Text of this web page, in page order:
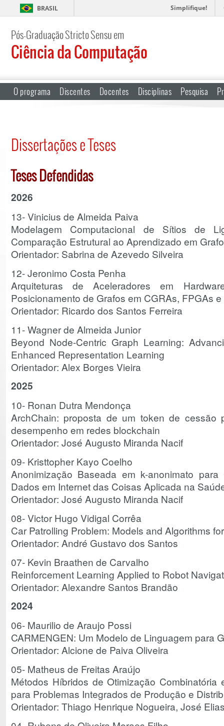
BRASIL Simplifique!
Pós-Graduação Stricto Sensu em
Ciência da Computação
O programa Discentes Docentes Disciplinas Pesquisa
Dissertações e Teses
Teses Defendidas
2026
13- Vinicius de Almeida Paiva
Modelagem Computacional de Sítios de
Comparação Estrutural ao Aprendizado em
Orientador: Sabrina de Azevedo Silveira
12- Jeronimo Costa Penha
Arquiteturas de Aceleradores em
Posicionamento de Grafos em CGRAs, FPGAs
Orientador: Ricardo dos Santos Ferreira
11- Wagner de Almeida Junior
Beyond Node-Centric Graph Learning:
Enhanced Representation Learning
Orientador: Alex Borges Vieira
2025
10- Ronan Dutra Mendonça
ArchChain: proposta de um token de cessão
desempenho em redes blockchain
Orientador: José Augusto Miranda Nacif
09- KristtopherKayo Coelho
Anonimização Baseada em k-anonimato
Dados em Internet das Coisas Aplicada na
Orientador: José Augusto Miranda Nacif
08- Victor Hugo Vidigal Corrêa
Car Patrolling Problem: Models and Algorithms
Orientador: André Gustavo dos Santos
07- Kevin Braathen de Carvalho
Reinforcement Learning Applied to Robot
Orientador: Alexandre Santos Brandão
2024
06- Maurilio de Araujo Possi
CARMENGEN: Um Modelo de Linguagem para
Orientador: Alcione de Paiva Oliveira
05- Matheus de Freitas Araújo
Métodos Híbridos de Otimização Combinatória
para Problemas Integrados de Produção e
Orientador: Thiago Henrique Nogueira, José